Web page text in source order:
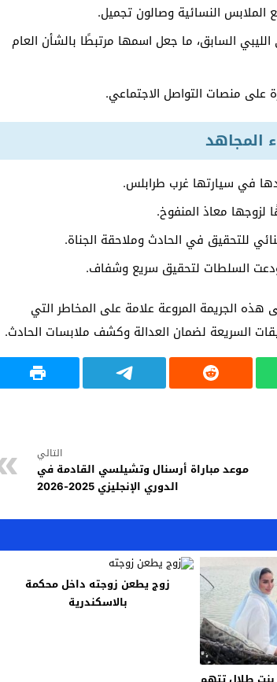
الملابس النسائية وصالون تجميل.
السابق، ما جعل اسمها مرتبطًا بالشأن العام
على منصات التواصل الاجتماعي.
المجاهد
في سيارتها غرب طرابلس.
لزوجها معاذ المنفوخ.
للتحقيق في الحادث وملاحقة الجناة.
ودعت السلطات لتحقيق سريع وشفاف.
هذه الجريمة المروعة علامة على المخاطر التي
السريعة لضمان العدالة وكشف ملابسات الحادث.
التالي
موعد مباراة أرسنال وتشيلسي القادمة في
الدوري الإنجليزي 2025-2026
زوج يطعن زوجته داخل محكمة
بالاسكندرية